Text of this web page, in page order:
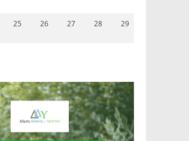
25 26 27 28 29